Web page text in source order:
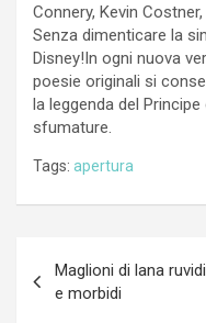
Connery, Kevin
Senza dimenticare la
Disney!In ogni nuova
poesie originali si
la leggenda del
sfumature.
Tags: apertura
articoli
Maglioni di lana
e morbidi